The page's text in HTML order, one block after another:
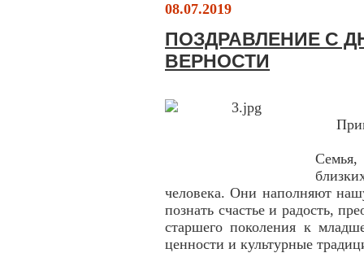
08.07.2019
ПОЗДРАВЛЕНИЕ С
ВЕРНОСТИ
человека. Они наполняют
познать счастье и радость,
старшего поколения к
ценности и культурные